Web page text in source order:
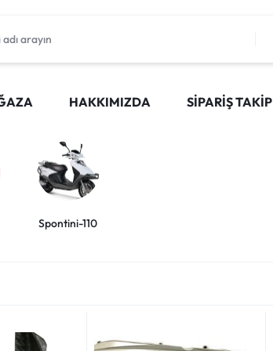
HAKKIMIZDA SIPARIŞ TAKIP
Spontini-110